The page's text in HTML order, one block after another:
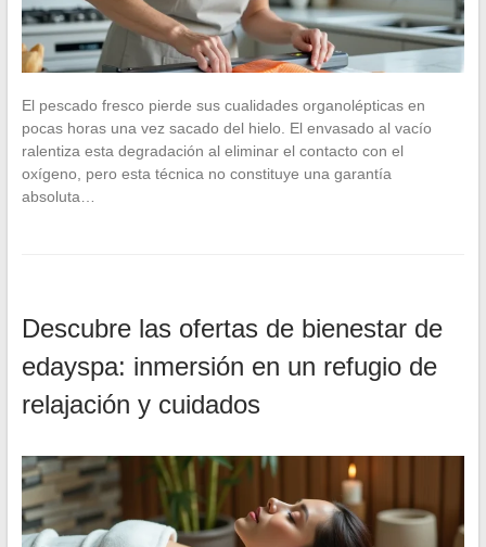
El pescado fresco pierde sus cualidades organolépticas en
pocas horas una vez sacado del hielo. El envasado al vacío
ralentiza esta degradación al eliminar el contacto con el
oxígeno, pero esta técnica no constituye una garantía
absoluta…
Descubre las ofertas de bienestar de
edayspa: inmersión en un refugio de
relajación y cuidados